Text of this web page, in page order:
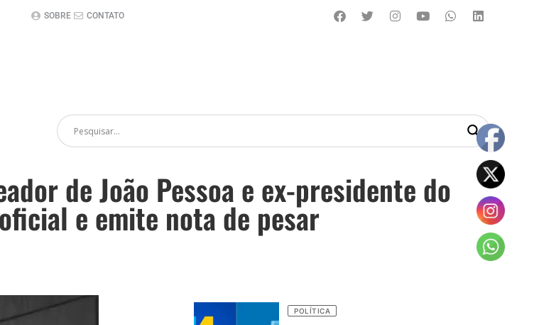
SOBRE CONTATO
de João Pessoa e ex-presidente do
e emite nota de pesar
POLÍTICA